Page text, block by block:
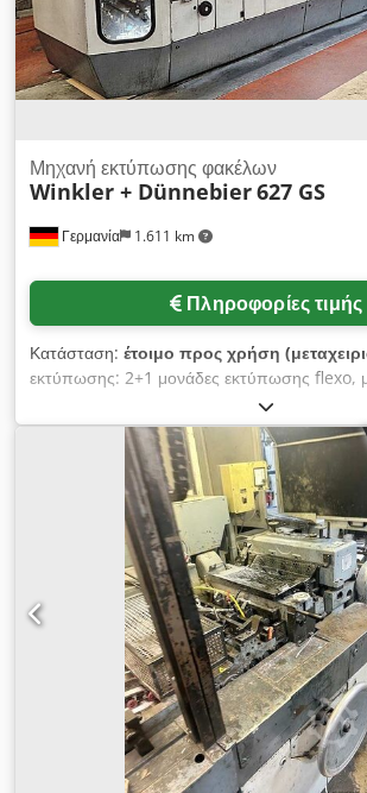
Γερμανία 1.611 km
Μηχανή εκτύπωσης φακέλων
Winkler + Dünnebier627 GS
Πληροφορίες τιμής
Κατάσταση: έτοιμο προς χρήση
εκτύπωσης: 2+1 μονάδες εκτύπωσης flexo,
με δεξτρίνη: 900 φάκελοι/λεπτό, βάρος
70g/m²-120g/m². Μορφές: διαγώνιο σχήμα
83x120mm/185x330mm, διαγώνιο σχήμα
83x120mm/185x265mm. Είναι δυνατή η
επιθεώρηση. Dsdpfetq Ha Tsx Amiswa